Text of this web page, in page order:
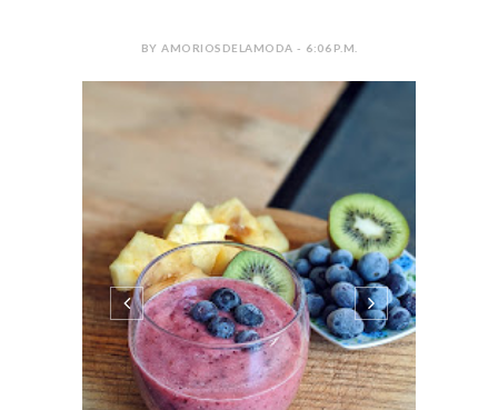
BY AMORIOSDELAMODA - 6:06 P.M.